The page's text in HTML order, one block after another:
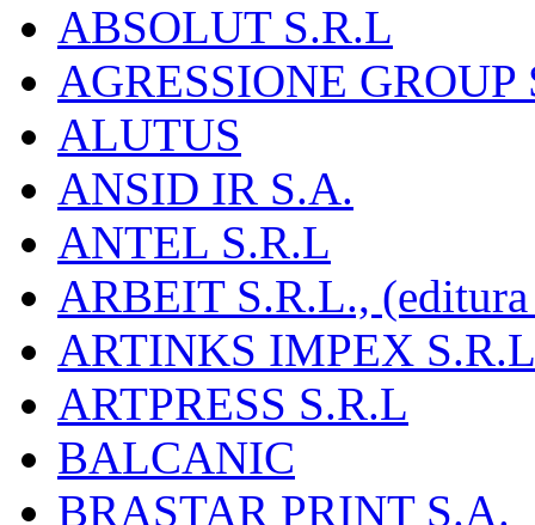
ABSOLUT S.R.L
AGRESSIONE GROUP
ALUTUS
ANSID IR S.A.
ANTEL S.R.L
ARBEIT S.R.L.,
ARTINKS IMPEX
ARTPRESS S.R.L
BALCANIC
BRASTAR PRINT S.A.